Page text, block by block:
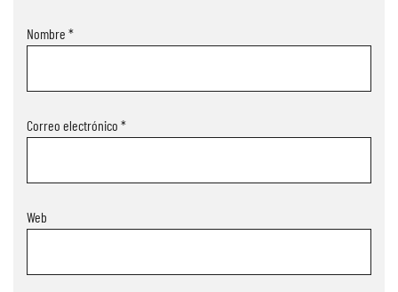
Nombre *
Correo electrónico *
Web